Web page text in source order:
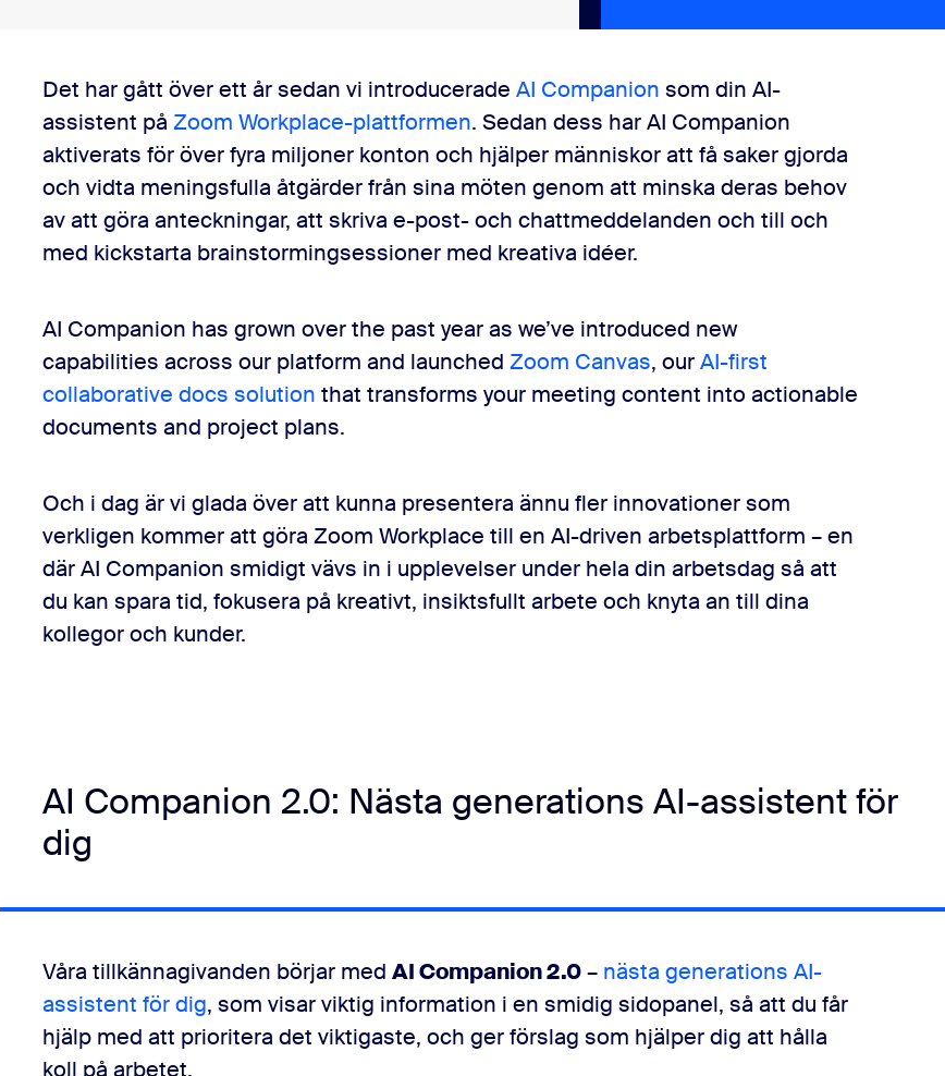
för dig
Det har gått över ett år sedan vi introducerade AI Companion som din AI-
assistent på Zoom Workplace-plattformen. Sedan dess har AI Companion
aktiverats för över fyra miljoner konton och hjälper människor att få saker gjorda
och vidta meningsfulla åtgärder från sina möten genom att minska deras behov
av att göra anteckningar, att skriva e-post- och chattmeddelanden och till och
med kickstarta brainstormingsessioner med kreativa idéer.
AI Companion has grown over the past year as we’ve introduced new
capabilities across our platform and launched Zoom Canvas, ourAI-first
collaborative docs solution that transforms your meeting content into actionable
documents and project plans.
Och i dag är vi glada över att kunna presentera ännu fler innovationer som
verkligen kommer att göra Zoom Workplace till en AI-driven arbetsplattform – en
där AI Companion smidigt vävs in i upplevelser under hela din arbetsdag så att
du kan spara tid, fokusera på kreativt, insiktsfullt arbete och knyta an till dina
kollegor och kunder.
AI Companion 2.0: Nästa generations AI-assistent för
dig
Våra tillkännagivanden börjar med AI Companion 2.0– nästa generations AI-
assistent för dig, som visar viktig information i en smidig sidopanel, så att du får
hjälp med att prioritera det viktigaste, och ger förslag som hjälper dig att hålla
koll på arbetet.